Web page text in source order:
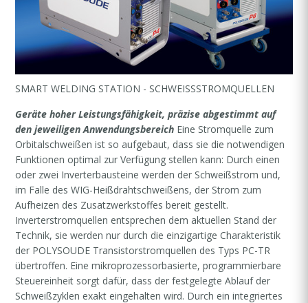
SMART WELDING STATION - SCHWEISSSTROMQUELLEN
Geräte hoher Leistungsfähigkeit, präzise abgestimmt auf
den jeweiligen Anwendungsbereich Eine Stromquelle zum
Orbitalschweißen ist so aufgebaut, dass sie die notwendigen
Funktionen optimal zur Verfügung stellen kann: Durch einen
oder zwei Inverterbausteine werden der Schweißstrom und,
im Falle des WIG-Heißdrahtschweißens, der Strom zum
Aufheizen des Zusatzwerkstoffes bereit gestellt.
Inverterstromquellen entsprechen dem aktuellen Stand der
Technik, sie werden nur durch die einzigartige Charakteristik
der POLYSOUDE Transistorstromquellen des Typs PC-TR
übertroffen. Eine mikroprozessorbasierte, programmierbare
Steuereinheit sorgt dafür, dass der festgelegte Ablauf der
Schweißzyklen exakt eingehalten wird. Durch ein integriertes